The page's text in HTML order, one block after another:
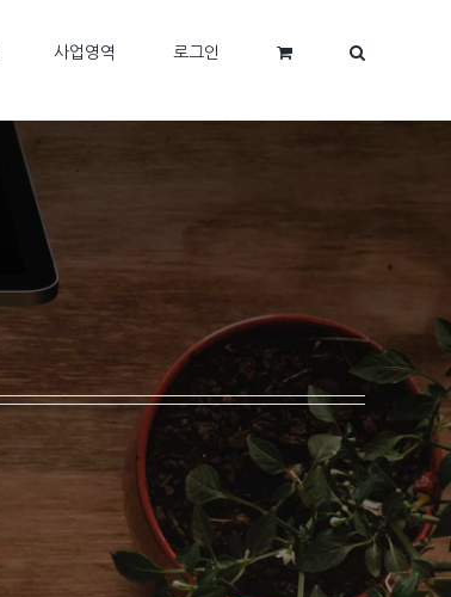
사업영역 로그인